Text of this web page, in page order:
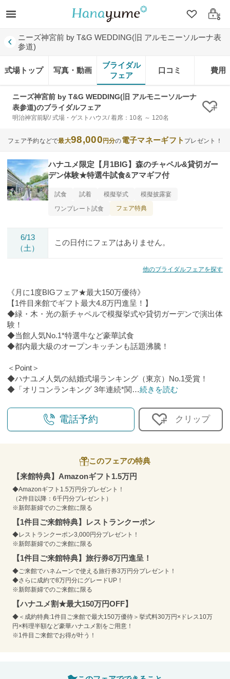
クリップ
ログ
ニーズ神宮前 by T&G WEDDING(旧 アルモニーソルーナ表
参道)
式場トップ 写真・動画
ブライダル
フェア
口コミ 費用
ニーズ神宮前 by T&G WEDDING(旧 アルモニーソルーナ
表参道)のブライダルフェア
明治神宮前駅/ 式場・ゲストハウス/ 着席：10名 ～ 120名 ク
フェア予約などで最大98,000円分の電子マネーギフト プレゼント！
ハナユメ限定【月1BIG】森のチャペル&貸切ガー
デン体験★特選牛試食&アマギフ付
試食 試着 模擬挙式
模擬披露宴
ワンプレート試食
フェア特典
6/13
（土）
この日付にフェアはありません。
他のブライダルフェアを探す
《月に1度BIGフェア★最大150万優待》
【1件目来館でギフト最大4.8万円進呈！】
◆緑・木・光の新チャペルで模擬挙式や貸切ガーデンで演出体
験！
◆当館人気No.1*特選牛など豪華試食
◆都内最大級のオープンキッチンも話題沸騰！
＜Point＞
◆ハナユメ人気の結婚式場ランキング（東京）No.1受賞！
◆「オリコンランキング 3年連続*関 …続きを読む
電話予約 クリップ
このフェアの特典
【来館特典】Amazonギフト1.5万円
◆Amazonギフト1.5万円分プレゼント！
（2件目以降：6千円分プレゼント）
※新郎新婦でのご来館に限る
【1件目ご来館特典】レストランクーポン
◆レストランクーポン3,000円分プレゼント！
※新郎新婦でのご来館に限る
【1件目ご来館特典】旅行券8万円進呈！
◆ご来館でハネムーンで使える旅行券3万円分プレゼント！
◆さらに成約で8万円分にグレードUP！
※新郎新婦でのご来館に限る
【ハナユメ割★最大150万円OFF】
◆＜成約特典:1件目ご来館で最大150万優待＞挙式料30万円×ドレス10万
円×料理半額など豪華ハナユメ割をご用意！
※1件目ご来館でお得が叶う！